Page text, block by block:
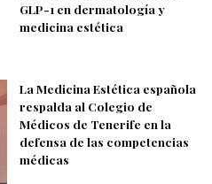
GLP-1 en dermatología y
medicina estética
La Medicina Estética española
respalda al Colegio de
Médicos de Tenerife en la
defensa de las competencias
médicas